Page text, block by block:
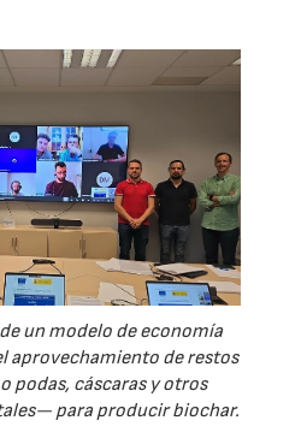
un modelo de economía
aprovechamiento de restos
podas, cáscaras y otros
para producir biochar.